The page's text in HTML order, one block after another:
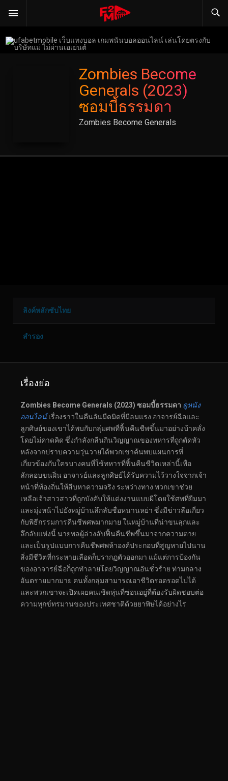
Zombies Become
Generals (2023)
ซอมบี้ธรรมดา
Zombies Become Generals
ลิงค์หลักซับไทย
สำรอง
เรื่องย่อ
Zombies Become Generals (2023) ซอมบี้ธรรมดา ดูหนัง
ออนไลน์เรื่องราวในคืนอันมืดมิดที่มีลมแรง อาจารย์ฉือและ
ลูกศิษย์ของเขาได้พบกับกลุ่มศพที่ฟื้นคืนชีพขึ้นมาอย่างบ้าคลั่ง
โดยไม่คาดคิด ซึ่งกำลังกลืนกินวิญญาณของทหารที่ถูกตัดหัว
หลังจากปราบความวุ่นวายได้พวกเขาค้นพบแผนการที่
เกี่ยวข้องกับใครบางคนที่ใช้ทหารที่ฟื้นคืนชีวิตเหล่านี้เพื่อ
ลักลอบขนฝิ่น อาจารย์และลูกศิษย์ได้รับความไว้วางใจจากเจ้า
หน้าที่ท้องถิ่นให้สืบหาความจริง ระหว่างทาง พวกเขาช่วย
เหลือเจ้าสาวสาวที่ถูกบังคับให้แต่งงานแบบผีโดยใช้ศพที่ยืมมา
และมุ่งหน้าไปยังหมู่บ้านลึกลับชื่อหนานหย่า ซึ่งมีข่าวลือเกี่ยว
กับพิธีกรรมการคืนชีพศพมากมาย ในหมู่บ้านที่น่าขนลุกและ
ลึกลับแห่งนี้ นายพลผู้ล่วงลับฟื้นคืนชีพขึ้นมาจากความตาย
และเป็นรูปแบบการคืนชีพศพห้าองค์ประกอบที่สูญหายไปนาน
สิ่งมีชีวิตที่กระหายเลือดก็ปรากฏตัวออกมา แม้แต่การป้องกัน
ของอาจารย์ฉือก็ถูกทำลายโดยวิญญาณอันชั่วร้าย ท่ามกลาง
อันตรายมากมาย คนทั้งกลุ่มสามารถเอาชีวิตรอดรอดไปได้
และพวกเขาจะเปิดเผยคนเชิดหุ่นที่ซ่อนอยู่ที่ต้องรับผิดชอบต่อ
ความทุกข์ทรมานของประเทศชาติด้วยยาพิษได้อย่างไร